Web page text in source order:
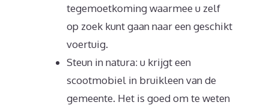
tegemoetkoming waarmee u zelf
op zoek kunt gaan naar een geschikt
voertuig.
Steun in natura: u krijgt een
scootmobiel in bruikleen van de
gemeente. Het is goed om te weten